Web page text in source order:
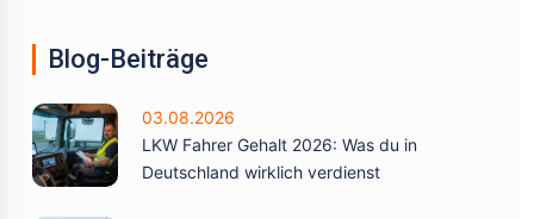
Blog-Beiträge
03.08.2026
LKW Fahrer Gehalt 2026: Was du in
Deutschland wirklich verdienst